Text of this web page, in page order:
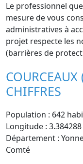
Le professionnel
mesure de vous
administratives à
projet respecte les
(barrières de
CHIFFRES
Population : 642
Longitude :
Département :
Comté